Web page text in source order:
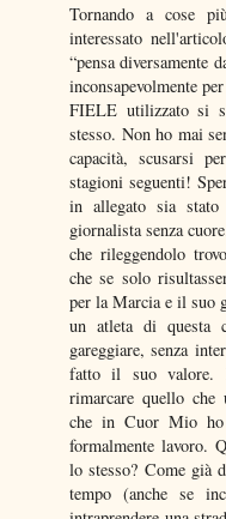
Tornando a cose
interessato
“pensa diversamente
inconsapevolmente
FIELE utilizzato si
stesso. Non ho mai
capacità, scusarsi
stagioni seguenti!
in allegato sia stato
giornalista senza
che rileggendolo
che se solo
per la Marcia e il suo
un atleta di questa
gareggiare, senza
fatto il suo valore.
rimarcare quello che
che in Cuor Mio ho
formalmente lavoro.
lo stesso? Come già
tempo (anche se